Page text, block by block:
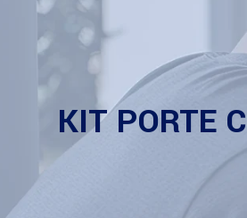
KIT PORTE